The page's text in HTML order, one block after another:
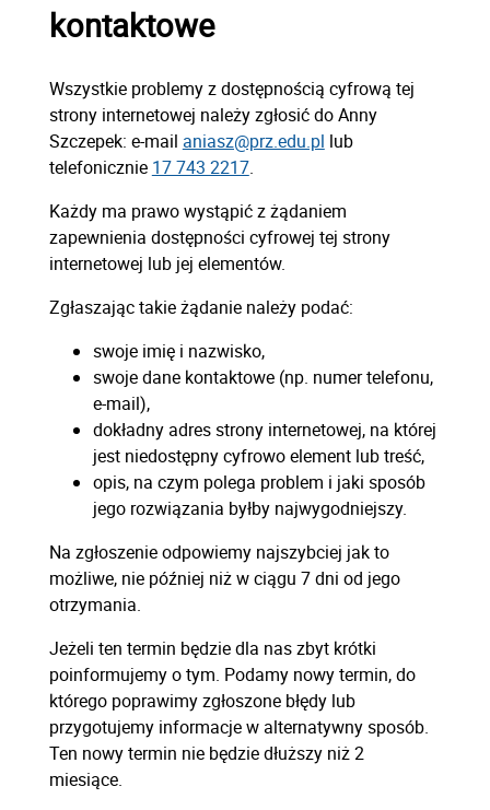
kontaktowe
Wszystkie problemy z dostępnością cyfrową tej
strony internetowej należy zgłosić doAnny
Szczepek: e-mail aniasz@prz.edu.pl lub
telefonicznie 17 743 2217.
Każdy ma prawo wystąpić z żądaniem
zapewnienia dostępności cyfrowej tej strony
internetowej lub jej elementów.
Zgłaszając takie żądanie należy podać:
swoje imię i nazwisko,
swoje dane kontaktowe (np. numer telefonu,
e-mail),
dokładny adres strony internetowej, na której
jest niedostępny cyfrowo element lub treść,
opis, na czym polega problem i jaki sposób
jego rozwiązania byłby najwygodniejszy.
Na zgłoszenie odpowiemy najszybciej jak to
możliwe, nie później niż w ciągu 7 dni od jego
otrzymania.
Jeżeli ten termin będzie dla nas zbyt krótki
poinformujemy o tym. Podamy nowy termin, do
którego poprawimy zgłoszone błędy lub
przygotujemy informacje w alternatywny sposób.
Ten nowy termin nie będzie dłuższy niż 2
miesiące.